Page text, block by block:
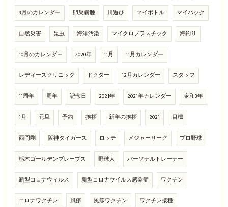
9月のカレンダー 卵巣嚢腫 川遊び マイボトル マイバック
自然災害 昆虫 海洋汚染 マイクロプラスチック 海釣り
10月のカレンダー 2020年 11月 11月カレンダー
レディースクリニック ドクター 12月カレンダー スタッフ
11周年 周年 記念日 2021年 2021年カレンダー 令和3年
1月 元旦 予約 挨拶 新年の挨拶 2021 目標
西岡剛 阪神タイガース ロッテ メジャーリーグ プロ野球
栃木ゴールデンブレーブス 野球人 パーソナルトレーナー
新型コロナウィルス 新型コロナウイルス感染症 ワクチン
コロナワクチン 風疹 風疹ワクチン ワクチン接種